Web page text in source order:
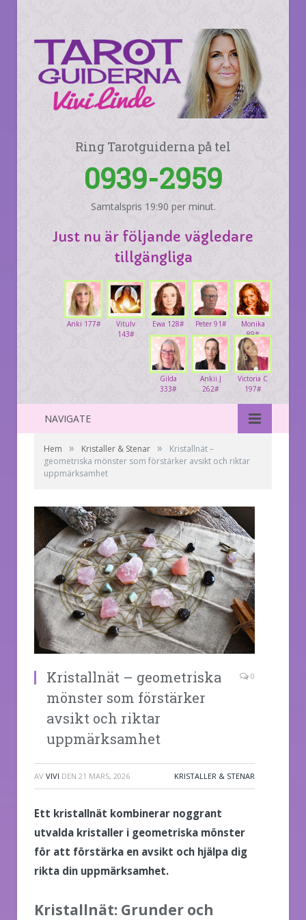
Ring Tarotguiderna på tel
0939-2959
Samtalspris 19:90 per minut.
Just nu är följande vägledare
tillgängliga
Monika
89#
Peter 91#
Ewa 128#
Vitulv
143#
Anki 177#
Victoria C
197#
Ankii.J
262#
Gilda
333#
NAVIGATE
Hem » Kristaller & Stenar »
Kristallnät –
geometriska mönster som förstärker avsikt och riktar
uppmärksamhet
Kristallnät – geometriska
mönster som förstärker
avsikt och riktar
uppmärksamhet
0
AV VIVI DEN 21 MARS, 2026 KRISTALLER & STENAR
Ett kristallnät kombinerar noggrant
utvalda kristaller i geometriska mönster
för att förstärka en avsikt och hjälpa dig
rikta din uppmärksamhet.
Kristallnät: Grunder och